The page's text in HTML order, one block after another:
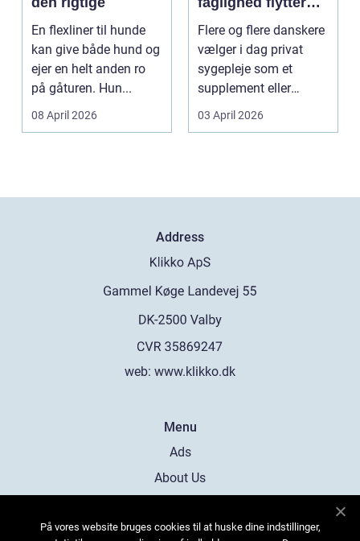
En flexliner til hunde
kan give både hund og
ejer en helt anden ro
på gåturen. Hun...
08 April 2026
hjem i stuen
Flere og flere danskere
vælger i dag privat
sygepleje som et
supplement eller
alternativ til det off...
03 April 2026
Address
web: www.klikko.dk
Menu
Ads
About Us
Contact
På vores website bruges cookies til at huske dine indstillinger,